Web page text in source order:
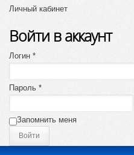
Личный кабинет
Войти в аккаунт
Логин *
Пароль *
Запомнить меня